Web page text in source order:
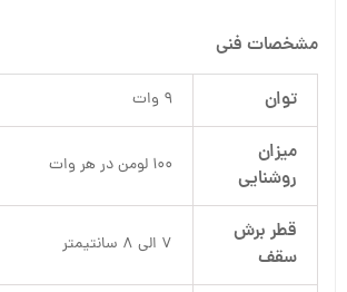
مشخصات فنی
توان 9 وات
میزان
روشنایی
100 لومن در هر وات
قطر برش
سقف
7 الی 8 سانتیمتر